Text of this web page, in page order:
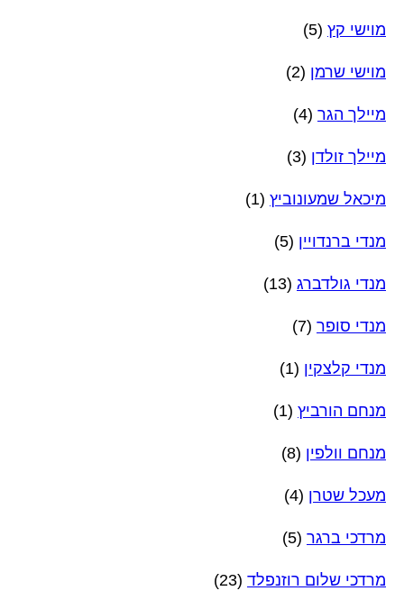
מוישי קץ (5)
מוישי שרמן (2)
מיילך הגר (4)
מיילך זולדן (3)
מיכאל שמעונוביץ (1)
מנדי ברנדויין (5)
מנדי גולדברג (13)
מנדי סופר (7)
מנדי קלצקין (1)
מנחם הורביץ (1)
מנחם וולפין (8)
מעכל שטרן (4)
מרדכי ברגר (5)
מרדכי שלום רוזנפלד (23)